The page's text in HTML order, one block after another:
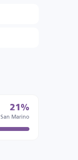
21%
San Marino